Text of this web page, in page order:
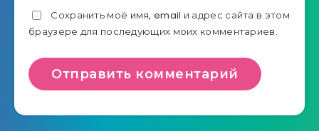
Сохранить моё имя, email и адрес сайта в этом
браузере для последующих моих комментариев.